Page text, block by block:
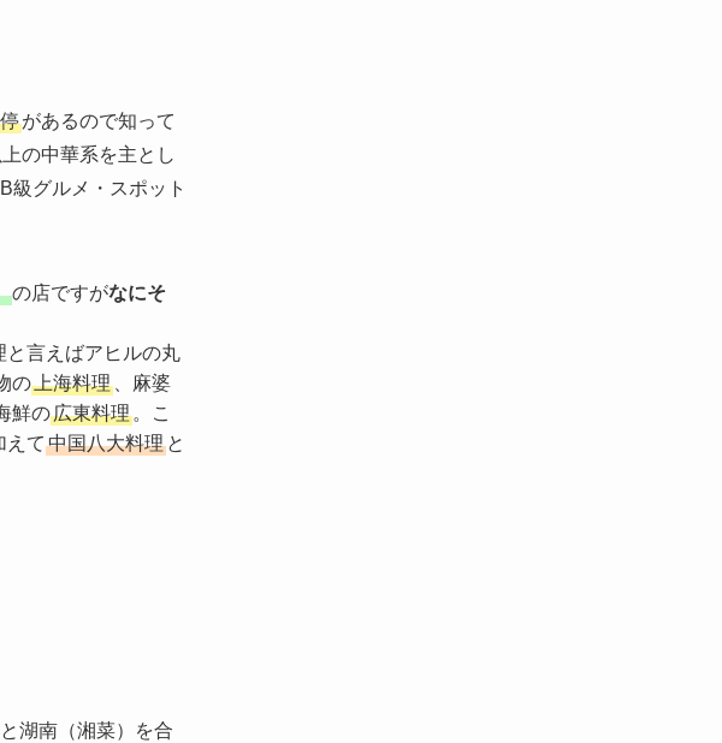
があるので知って
の中華系を主とし
級グルメ・スポット
の店ですがなにそ
言えばアヒルの丸
の上海料理
、麻婆
鮮の広東料理 。こ
えて 中国八大料理 と
湖南（湘菜）を合